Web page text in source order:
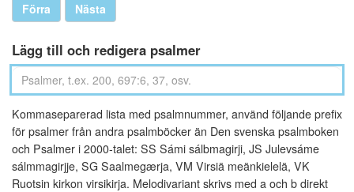
Förra Nästa
Lägg till och redigera psalmer
Kommaseparerad lista med psalmnummer, använd följande prefix
för psalmer från andra psalmböcker än Den svenska psalmboken
och Psalmer i 2000-talet: SS Sámi sálbmagirji, JS Julevsáme
sálmmagirjje, SG Saalmegærja, VM Virsiä meänkielelä, VK
Ruotsin kirkon virsikirja. Melodivariant skrivs med a och b direkt